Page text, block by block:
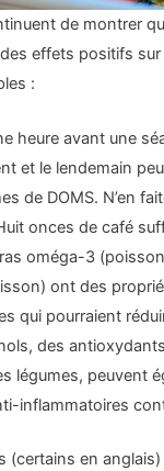
de montrer
effets positifs sur
:
heure avant une
et le lendemain
de DOMS. N’en
onces de café
oméga-3
ont des
qui pourraient
des
légumes, peuvent
inflammatoires
(certains en anglais)